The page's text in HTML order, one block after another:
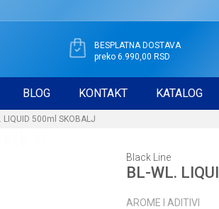
BESPLATNA DOSTAVA
preko 6.990,00 RSD
BLOG KONTAKT KATALOG
LIQUID 500ml SKOBALJ
Black Line
BL-WL.
AROME I ADITIVI